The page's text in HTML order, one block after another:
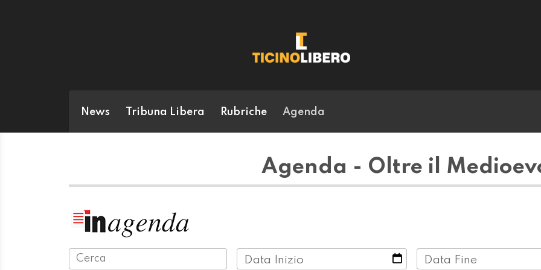
News Tribuna Libera Rubriche Agenda
Agenda - Oltre il
Data Inizio Data Fine